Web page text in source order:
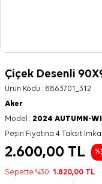
Çiçek Desenli
Ürün Kodu : 8863701_312
Aker
Model : 2024 AUTUMN-
Peşin Fiyatına 4 Taksit
2.600,00 TL %
Sepette %30 1.820,00 TL